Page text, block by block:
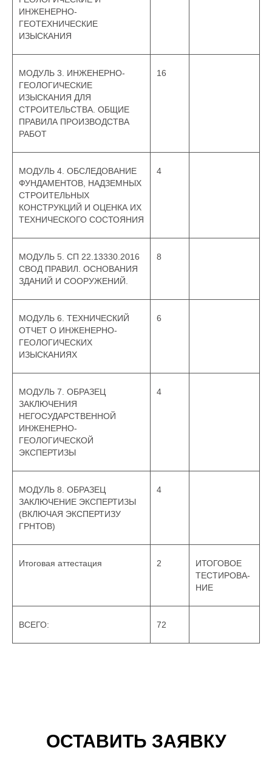
ИНЖЕНЕРНО-
ГЕОТЕХНИЧЕСКИЕ
ИЗЫСКАНИЯ
МОДУЛЬ 3. ИНЖЕНЕРНО-
ГЕОЛОГИЧЕСКИЕ
ИЗЫСКАНИЯ ДЛЯ
СТРОИТЕЛЬСТВА. ОБЩИЕ
ПРАВИЛА ПРОИЗВОДСТВА
РАБОТ
16
МОДУЛЬ 4. ОБСЛЕДОВАНИЕ
ФУНДАМЕНТОВ, НАДЗЕМНЫХ
СТРОИТЕЛЬНЫХ
КОНСТРУКЦИЙ И ОЦЕНКА ИХ
ТЕХНИЧЕСКОГО СОСТОЯНИЯ
4
МОДУЛЬ 5. СП 22.13330.2016
СВОД ПРАВИЛ. ОСНОВАНИЯ
ЗДАНИЙ И СООРУЖЕНИЙ.
8
МОДУЛЬ 6. ТЕХНИЧЕСКИЙ
ОТЧЕТ О ИНЖЕНЕРНО-
ГЕОЛОГИЧЕСКИХ
ИЗЫСКАНИЯХ
6
МОДУЛЬ 7. ОБРАЗЕЦ
ЗАКЛЮЧЕНИЯ
НЕГОСУДАРСТВЕННОЙ
ИНЖЕНЕРНО-
ГЕОЛОГИЧЕСКОЙ
ЭКСПЕРТИЗЫ
4
МОДУЛЬ 8. ОБРАЗЕЦ
ЗАКЛЮЧЕНИЕ ЭКСПЕРТИЗЫ
(ВКЛЮЧАЯ ЭКСПЕРТИЗУ
ГРНТОВ)
4
Итоговая аттестация 2
ИТОГОВОЕ
ТЕСТИРОВА-
НИЕ
ВСЕГО: 72
ОСТАВИТЬ ЗАЯВКУ